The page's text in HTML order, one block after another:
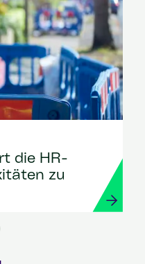
die HR-
zu